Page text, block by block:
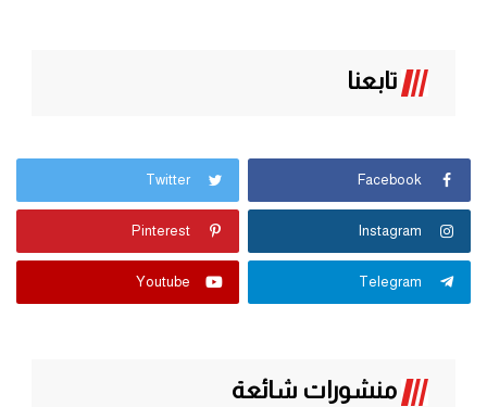
تابعنا
Facebook
Twitter
Instagram
Pinterest
Telegram
Youtube
منشورات شائعة